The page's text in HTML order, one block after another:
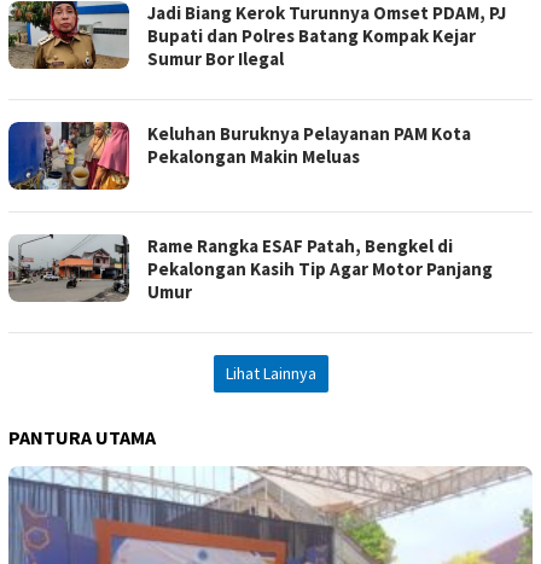
Jadi Biang Kerok Turunnya Omset PDAM, PJ
Bupati dan Polres Batang Kompak Kejar
Sumur Bor Ilegal
Keluhan Buruknya Pelayanan PAM Kota
Pekalongan Makin Meluas
Rame Rangka ESAF Patah, Bengkel di
Pekalongan Kasih Tip Agar Motor Panjang
Umur
Lihat Lainnya
PANTURA UTAMA